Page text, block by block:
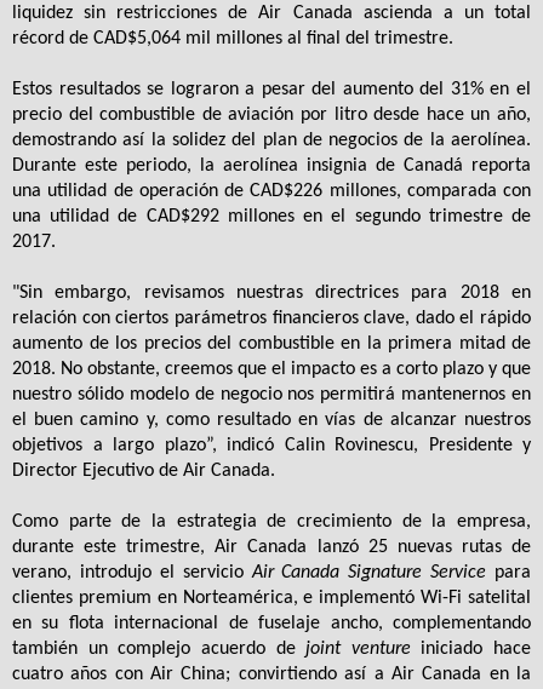
liquidez sin restricciones de Air Canada ascienda a un total
récord de CAD$5,064 mil millones al final del trimestre.
Estos resultados se lograron a pesar del aumento del 31% en el
precio del combustible de aviación por litro desde hace un año,
demostrando así la solidez del plan de negocios de la aerolínea.
Durante este periodo, la aerolínea insignia de Canadá reporta
una utilidad de operación de CAD$226 millones, comparada con
una utilidad de CAD$292 millones en el segundo trimestre de
2017.
"Sin embargo, revisamos nuestras directrices para 2018 en
relación con ciertos parámetros financieros clave, dado el rápido
aumento de los precios del combustible en la primera mitad de
2018. No obstante, creemos que el impacto es a corto plazo y que
nuestro sólido modelo de negocio nos permitirá mantenernos en
el buen camino y, como resultado en vías de alcanzar nuestros
objetivos a largo plazo”, indicó Calin Rovinescu, Presidente y
Director Ejecutivo de Air Canada.
Como parte de la estrategia de crecimiento de la empresa,
durante este trimestre, Air Canada lanzó 25 nuevas rutas de
verano, introdujo el servicioAir Canada Signature Service para
clientes premium en Norteamérica, e implementó Wi-Fi satelital
en su flota internacional de fuselaje ancho, complementando
también un complejo acuerdo dejoint ventureiniciado hace
cuatro años con Air China; convirtiendo así a Air Canada en la